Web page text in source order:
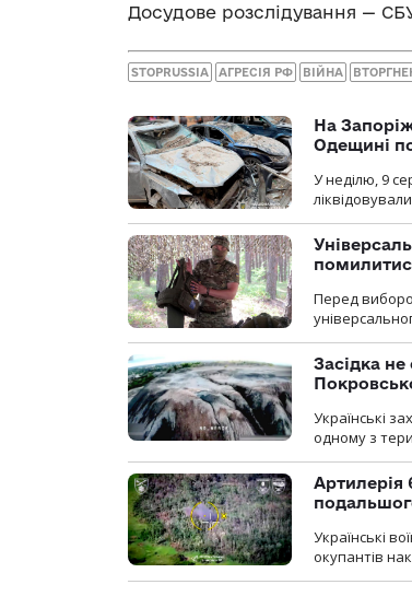
Досудове розслідування —
STOPRUSSIA АГРЕСІЯ РФ ВІЙНА
На
Одещині
У неділю, 9
Перед
Засідка
Українські
одному з
Артилерія
Українські
окупантів